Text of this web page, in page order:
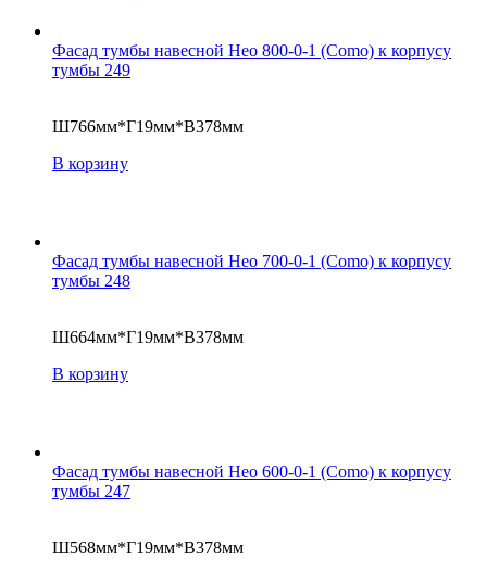
Фасад тумбы навесной Нео 800-0-1 (Como) к корпусу
тумбы 249
Ш766мм*Г19мм*В378мм
В корзину
Фасад тумбы навесной Нео 700-0-1 (Como) к корпусу
тумбы 248
Ш664мм*Г19мм*В378мм
В корзину
Фасад тумбы навесной Нео 600-0-1 (Como) к корпусу
тумбы 247
Ш568мм*Г19мм*В378мм